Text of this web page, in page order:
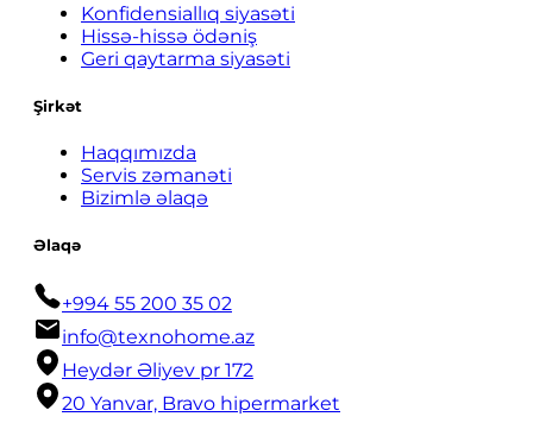
Konfidensiallıq siyasəti
Hissə-hissə ödəniş
Geri qaytarma siyasəti
Şirkət
Haqqımızda
Servis zəmanəti
Bizimlə əlaqə
Əlaqə
+994 55 200 35 02
info@texnohome.az
Heydər Əliyev pr 172
20 Yanvar, Bravo hipermarket